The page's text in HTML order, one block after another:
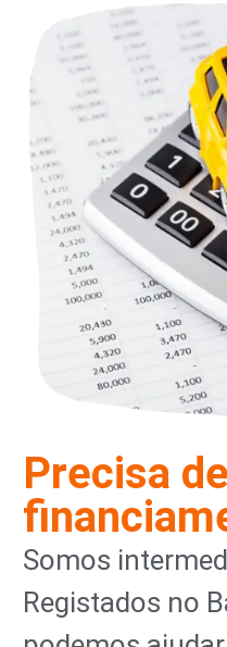
Precisa de
Somos
Registados no